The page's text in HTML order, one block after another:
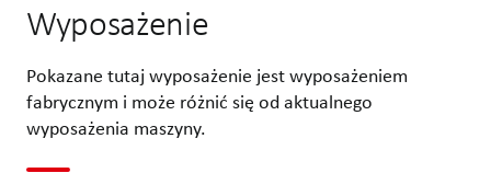
Wyposażenie
Pokazane tutaj wyposażenie jest wyposażeniem
fabrycznym i może różnić się od aktualnego
wyposażenia maszyny.